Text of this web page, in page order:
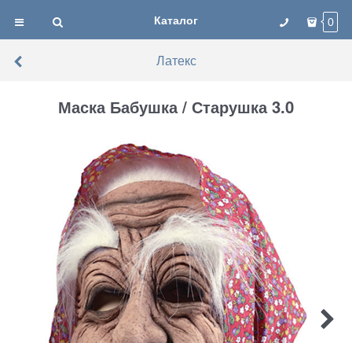
Каталог 0
Латекс
Маска Бабушка / Старушка 3.0